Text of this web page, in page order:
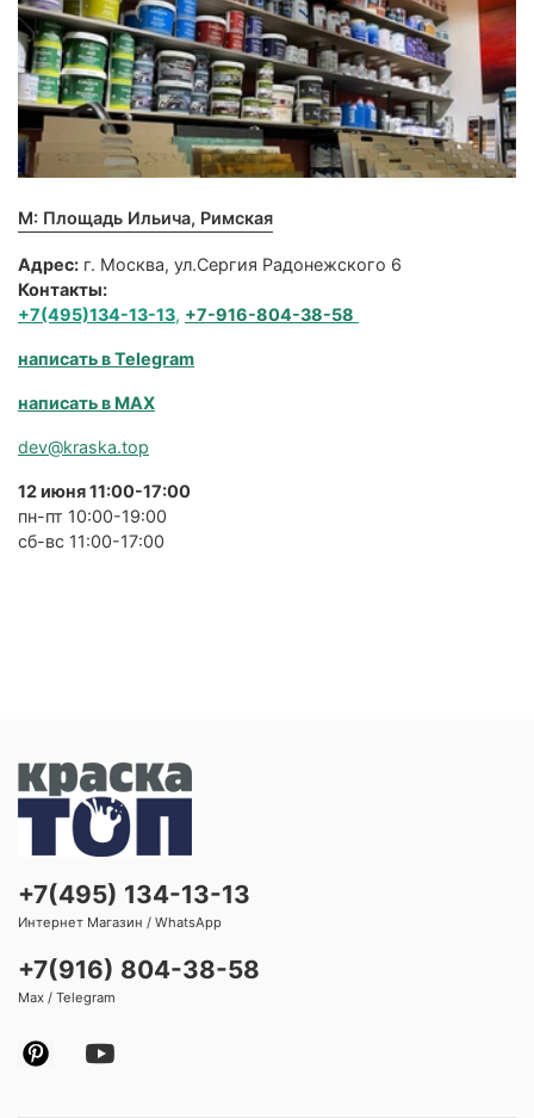
М: Площадь Ильича, Римская
Адрес: г. Москва, ул.Сергия Радонежского 6
Контакты:
+7(495)134-13-13, +7-916-804-38-58
написать в Telegram
написать в MAX
dev@kraska.top
12 июня 11:00-17:00
пн-пт 10:00-19:00
сб-вс 11:00-17:00
+7(495) 134-13-13
Интернет Магазин / WhatsApp
+7(916) 804-38-58
Max / Telegram